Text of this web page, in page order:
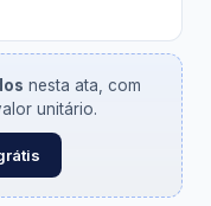
nesta ata, com
unitário.